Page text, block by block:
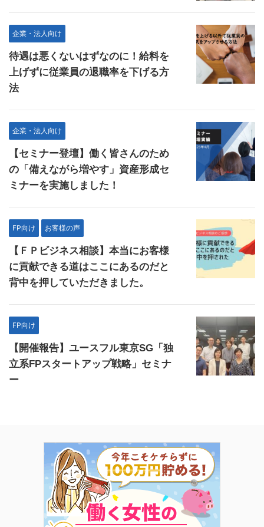
企業・法人向け
待遇は悪くないはずなのに！給料を
上げずに従業員の退職率を下げる方
法
企業・法人向け
【セミナー登壇】働く皆さんのため
の「備えながら増やす」資産形成セ
ミナーを実施しました！
FP向け お客様の声
【ＦＰビジネス相談】本当にお客様
に貢献できる道はここにあるのだと
背中を押していただきました。
FP向け
【開催報告】ユースフル東京SG「独
立系FPスタートアップ戦略」セミナ
ー